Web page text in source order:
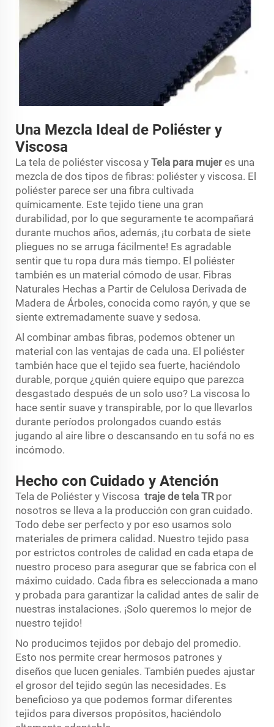
Una Mezcla Ideal de Poliéster y
Viscosa
La tela de poliéster viscosa y Tela para mujeres una
mezcla de dos tipos de fibras: poliéster y viscosa. El
poliéster parece ser una fibra cultivada
químicamente. Este tejido tiene una gran
durabilidad, por lo que seguramente te acompañará
durante muchos años, además, ¡tu corbata de siete
pliegues no se arruga fácilmente! Es agradable
sentir que tu ropa dura más tiempo. El poliéster
también es un material cómodo de usar. Fibras
Naturales Hechas a Partir de Celulosa Derivada de
Madera de Árboles, conocida como rayón, y que se
siente extremadamente suave y sedosa.
Al combinar ambas fibras, podemos obtener un
material con las ventajas de cada una. El poliéster
también hace que el tejido sea fuerte, haciéndolo
durable, porque ¿quién quiere equipo que parezca
desgastado después de un solo uso? La viscosa lo
hace sentir suave y transpirable, por lo que llevarlos
durante períodos prolongados cuando estás
jugando al aire libre o descansando en tu sofá no es
incómodo.
Hecho con Cuidado y Atención
Tela de Poliéster y Viscosa traje de tela TR por
nosotros se lleva a la producción con gran cuidado.
Todo debe ser perfecto y por eso usamos solo
materiales de primera calidad. Nuestro tejido pasa
por estrictos controles de calidad en cada etapa de
nuestro proceso para asegurar que se fabrica con el
máximo cuidado. Cada fibra es seleccionada a mano
y probada para garantizar la calidad antes de salir de
nuestras instalaciones. ¡Solo queremos lo mejor de
nuestro tejido!
No producimos tejidos por debajo del promedio.
Esto nos permite crear hermosos patrones y
diseños que lucen geniales. También puedes ajustar
el grosor del tejido según las necesidades. Es
beneficioso ya que podemos formar diferentes
tejidos para diversos propósitos, haciéndolo